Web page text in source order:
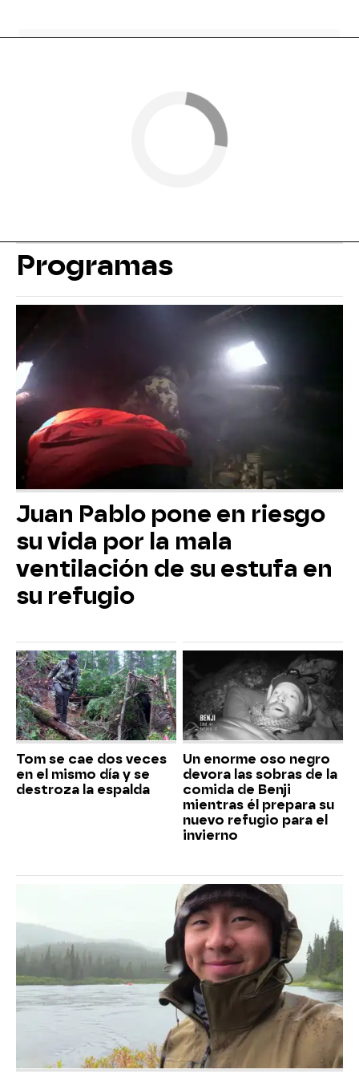
Programas
Juan Pablo pone en riesgo
su vida por la mala
ventilación de su estufa en
su refugio
Tom se cae dos veces
en el mismo día y se
destroza la espalda
Un enorme oso negro
devora las sobras de la
comida de Benji
mientras él prepara su
nuevo refugio para el
invierno